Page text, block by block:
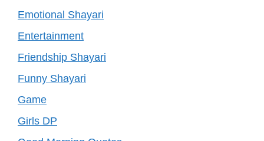
Emotional Shayari
Entertainment
Friendship Shayari
Funny Shayari
Game
Girls DP